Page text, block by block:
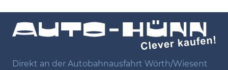
Direkt an der Autobahnausfahrt Wörth/Wiesent